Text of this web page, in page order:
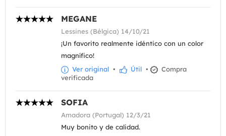
MEGANE
Lessines (Bélgica) 14/10/21
¡Un favorito realmente idéntico con un color
magnífico!
Ver original • Útil •
Compra
verificada
SOFIA
Amadora (Portugal) 12/3/21
Muy bonito y de calidad.